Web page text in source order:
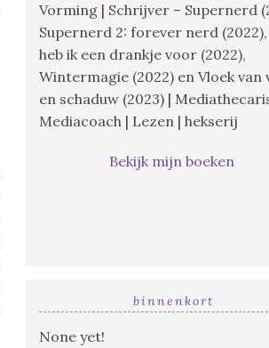
Vorming | Schrijver – Supernerd
Supernerd 2: forever nerd
heb ik een drankje voor (2022),
Wintermagie (2022) en Vloek van
en schaduw (2023) |
Mediacoach | Lezen | hekserij
Bekijk mijn boeken
binnenkort
None yet!